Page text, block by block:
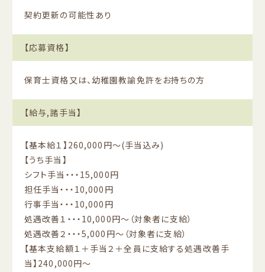
契約更新の可能性あり
【応募資格】
保育士資格又は、幼稚園教諭免許をお持ちの方
【給与,諸手当】
【基本給１】260,000円〜(手当込み)
【うち手当】
シフト手当・・・15,000円
担任手当・・・10,000円
行事手当・・・10,000円
処遇改善１・・・10,000円〜（対象者に支給）
処遇改善２・・・5,000円〜（対象者に支給）
【基本支給額１＋手当２＋全員に支給する処遇改善手
当】240,000円〜